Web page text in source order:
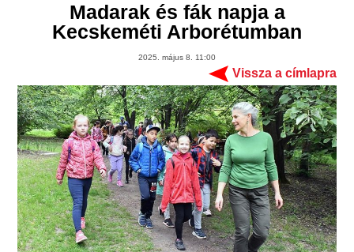
Madarak és fák napja a
Kecskeméti Arborétumban
2025. május 8. 11:00
Vissza a címlapra